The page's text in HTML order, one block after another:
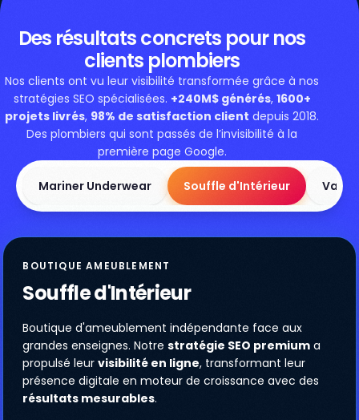
Des résultats concrets pour nos
clients plombiers
Nos clients ont vu leur visibilité transformée grâce à nos
stratégies SEO spécialisées. +240M$ générés, 1600+
projets livrés, 98% de satisfaction client depuis 2018.
Des plombiers qui sont passés de l’invisibilité à la
première page Google.
Mariner Underwear Souffle d'Intérieur
BOUTIQUE AMEUBLEMENT
Souffle d'Intérieur
Boutique d'ameublement indépendante face aux
grandes enseignes. Notrestratégie SEO premium a
propulsé leurvisibilité en ligne, transformant leur
présence digitale en moteur de croissance avec des
résultats mesurables.